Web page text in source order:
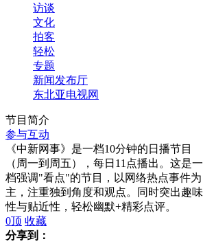
访谈
文化
拍客
轻松
专题
新闻发布厅
东北亚电视网
节目简介
参与互动
《中新网事》是一档10分钟的日播节目
（周一到周五），每日11点播出。这是一
档强调"看点"的节目，以网络热点事件为
主，注重独到角度和观点。同时突出趣味
性与贴近性，轻松幽默+精彩点评。
0顶 收藏
分享到：